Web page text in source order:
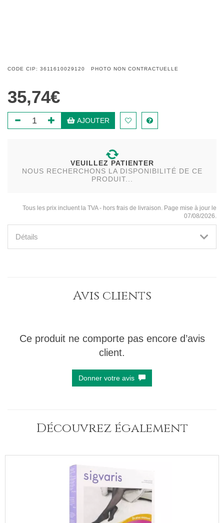
CODE CIP: 3611610029120 PHOTO NON CONTRACTUELLE
35,74€
AJOUTER
VEUILLEZ PATIENTER
NOUS RECHERCHONS LA DISPONIBILITÉ DE CE
PRODUIT...
Tous les prix incluent la TVA - hors frais de livraison. Page mise à jour le
07/08/2026.
Détails
Avis clients
Ce produit ne comporte pas encore d’avis
client.
Donner votre avis
Découvrez également